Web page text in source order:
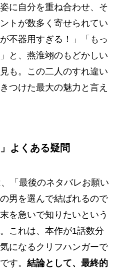
に自分を重ね合わせ、そ
トが数多く寄せられてい
不器用すぎる！」「もっ
と、燕淮翊のもどかしい
も。この二人のすれ違い
つけた最大の魅力と言え
よくある疑問
「最後のネタバレお願い
男を選んで結ばれるので
を急いで知りたいという
これは、本作が1話数分
になるクリフハンガーで
す。結論として、最終的